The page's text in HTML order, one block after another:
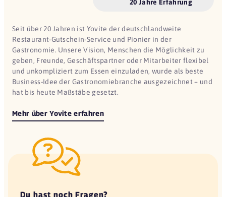
20 Jahre Erfahrung
Seit über 20 Jahren ist Yovite der deutschlandweite
Restaurant-Gutschein-Service und Pionier in der
Gastronomie. Unsere Vision, Menschen die Möglichkeit zu
geben, Freunde, Geschäftspartner oder Mitarbeiter flexibel
und unkompliziert zum Essen einzuladen, wurde als beste
Business-Idee der Gastronomiebranche ausgezeichnet – und
hat bis heute Maßstäbe gesetzt.
Mehr über Yovite erfahren
Du hast noch Fragen?